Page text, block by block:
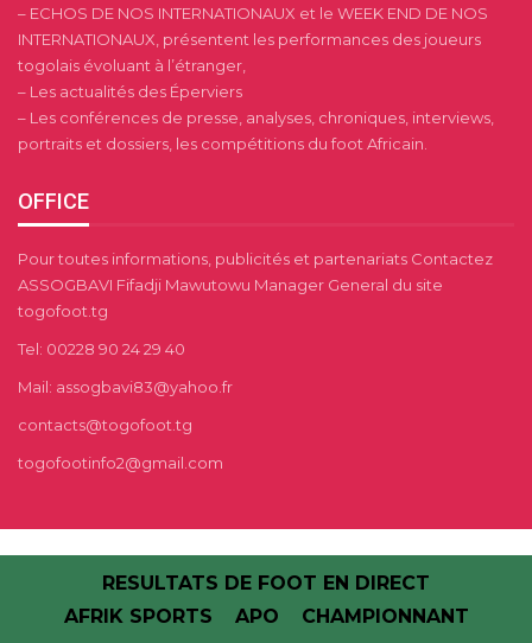
– ECHOS DE NOS INTERNATIONAUX et le WEEK END DE NOS
INTERNATIONAUX, présentent les performances des joueurs
togolais évoluant à l’étranger,
– Les actualités des Éperviers
– Les conférences de presse, analyses, chroniques, interviews,
portraits et dossiers, les compétitions du foot Africain.
OFFICE
Pour toutes informations, publicités et partenariats Contactez
ASSOGBAVI Fifadji Mawutowu Manager General du site
togofoot.tg
Tel: 00228 90 24 29 40
Mail: assogbavi83@yahoo.fr
contacts@togofoot.tg
togofootinfo2@gmail.com
RESULTATS DE FOOT EN DIRECT
AFRIK SPORTS
APO CHAMPIONNANT